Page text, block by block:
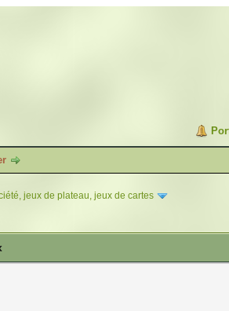
jeux de plateau, jeux de cartes